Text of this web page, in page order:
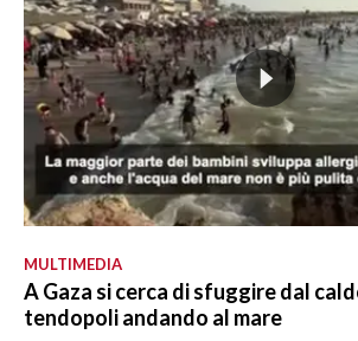
MULTIMEDIA
A Gaza si cerca di sfuggire dal
tendopoli andando al mare